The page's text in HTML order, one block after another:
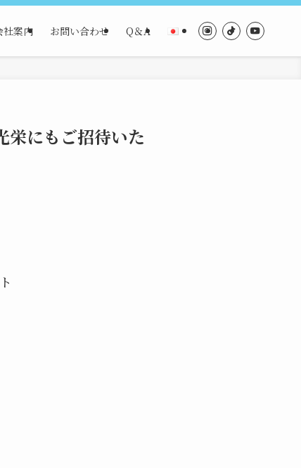
社案内 お問い合わせ Q＆A
にもご招待いた